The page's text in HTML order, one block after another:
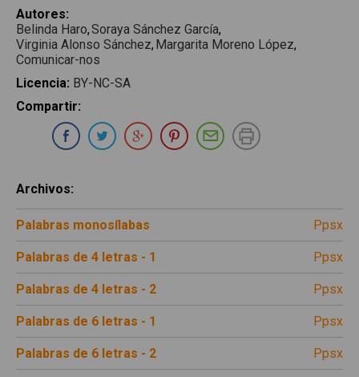
Autores:
Belinda Haro Soraya Sánchez García
Virginia Alonso Sánchez Margarita Moreno López
Comunicar-nos
Licencia: BY-NC-SA
Compartir:
Compartir en Whatsapp
Compartir en Facebook
Compartir en Twitter
Compartir en Google Plus
Compartir en Pinterest
Compartir por E-
Archivos:
Palabras monosílabas ppsx
Palabras de 4 letras - 1 ppsx
Palabras de 4 letras - 2 ppsx
Palabras de 6 letras - 1 ppsx
Palabras de 6 letras - 2 ppsx